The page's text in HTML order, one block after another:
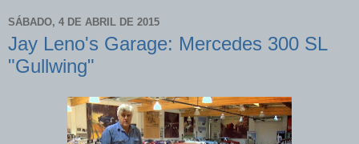
SÁBADO, 4 DE ABRIL DE 2015
Jay Leno's Garage: Mercedes 300 SL
"Gullwing"